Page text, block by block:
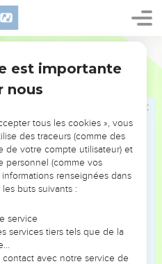
ci pour l’emmener loin de moi
me ferez mourir de douleur à
auprès de ton serviteur
le jeune homme auquel il
il mourra, et tes
de l’avoir fait mourir de
la responsabilité du jeune
coupable envers mon
permets à ton serviteur de
est importante
nous
tous les cookies », vous
des traceurs (comme des
de votre compte utilisateur) et
personnel (comme vos
renseignées dans
buts suivants :
service
services tiers tels que de la
avec notre service de